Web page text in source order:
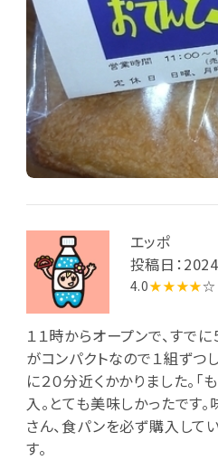
エッポ
投稿日：
4.0★★★★☆
１１時からオープンで、すで
がコンパクトなので１組ずつ
に２０分近くかかりました。
入。とても美味しかったです
さん、食パンを必ず購入して
す。